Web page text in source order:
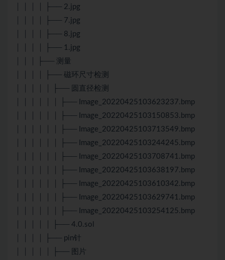
│ │ │ │ ├── 2.jpg
│ │ │ │ ├── 7.jpg
│ │ │ │ ├── 8.jpg
│ │ │ │ ├── 1.jpg
│ │ │ ├── 测量
│ │ │ │ ├── 磁环尺寸检测
│ │ │ │ │ ├── 圆直径检测
│ │ │ │ │ │ ├── Image_20220425103623237.bmp
│ │ │ │ │ │ ├── Image_20220425103150853.bmp
│ │ │ │ │ │ ├── Image_20220425103713549.bmp
│ │ │ │ │ │ ├── Image_20220425103244245.bmp
│ │ │ │ │ │ ├── Image_20220425103708741.bmp
│ │ │ │ │ │ ├── Image_20220425103638197.bmp
│ │ │ │ │ │ ├── Image_20220425103610342.bmp
│ │ │ │ │ │ ├── Image_20220425103629741.bmp
│ │ │ │ │ │ ├── Image_20220425103254125.bmp
│ │ │ │ │ ├── 4.0.sol
│ │ │ │ ├── pin针
│ │ │ │ │ ├── 图片